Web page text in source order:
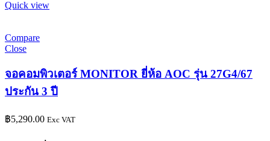
Quick view
Compare
Close
จอคอมพิวเตอร์ MONITOR ยี่ห้อ AOC รุ่น 27G4/67
ประกัน 3 ปี
฿5,290.00 Exc VAT